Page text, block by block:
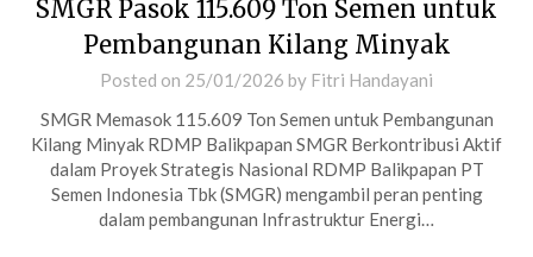
SMGR Pasok 115.609 Ton Semen untuk
Pembangunan Kilang Minyak
Posted on 25/01/2026 by Fitri Handayani
SMGR Memasok 115.609 Ton Semen untuk Pembangunan
Kilang Minyak RDMP Balikpapan SMGR Berkontribusi Aktif
dalam Proyek Strategis Nasional RDMP Balikpapan PT
Semen Indonesia Tbk (SMGR) mengambil peran penting
dalam pembangunan Infrastruktur Energi…